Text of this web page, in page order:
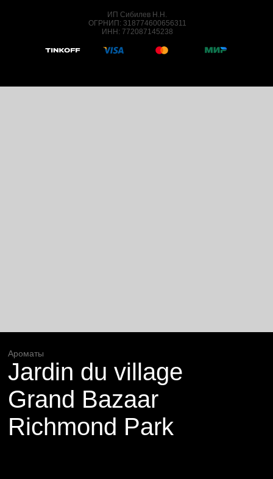
ИП Сибилев Н.Н.
ОГРНИП: 318774600656311
ИНН: 772087145238
Jardin du village
Ароматы
Grand Bazaar
Richmond Park